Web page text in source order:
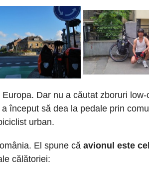
Dar nu a căutat zboruri
început să dea la pedale prin
urban.
El spune că avionul este
călătoriei: